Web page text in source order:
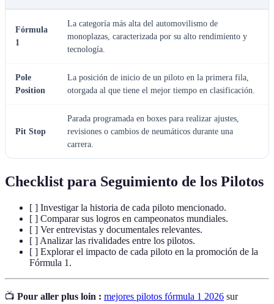
Fórmula
1
La categoría más alta del automovilismo de
monoplazas, caracterizada por su alto rendimiento y
tecnología.
Pole
Position
La posición de inicio de un piloto en la primera fila,
otorgada al que tiene el mejor tiempo en clasificación.
Pit Stop
Parada programada en boxes para realizar ajustes,
revisiones o cambios de neumáticos durante una
carrera.
Checklist para Seguimiento de los Pilotos
[ ] Investigar la historia de cada piloto mencionado.
[ ] Comparar sus logros en campeonatos mundiales.
[ ] Ver entrevistas y documentales relevantes.
[ ] Analizar las rivalidades entre los pilotos.
[ ] Explorar el impacto de cada piloto en la promoción de la
Fórmula 1.
📺 Pour aller plus loin : mejores pilotos fórmula 1 2026 sur